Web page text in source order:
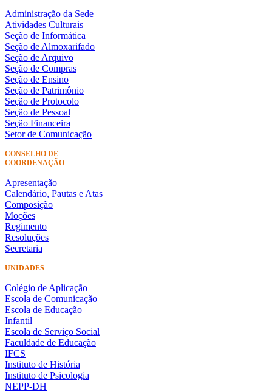
Administração da Sede
Atividades Culturais
Seção de Informática
Seção de Almoxarifado
Seção de Arquivo
Seção de Compras
Seção de Ensino
Seção de Patrimônio
Seção de Protocolo
Seção de Pessoal
Seção Financeira
Setor de Comunicação
CONSELHO DE
COORDENAÇÃO
Apresentação
Calendário, Pautas e Atas
Composição
Moções
Regimento
Resoluções
Secretaria
UNIDADES
Colégio de Aplicação
Escola de Comunicação
Escola de Educação
Infantil
Escola de Serviço Social
Faculdade de Educação
IFCS
Instituto de História
Instituto de Psicologia
NEPP-DH